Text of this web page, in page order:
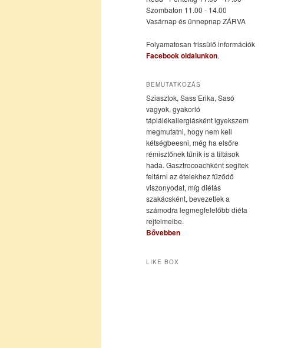
tartalomra
tartalomra
Szombaton 11.00 - 14.00
Vasárnap és ünnepnap ZÁRVA
Folyamatosan frissülő információk
Facebook oldalunkon.
BEMUTATKOZÁS
Sziasztok, Sass Erika, Sasó
vagyok, gyakorló
táplálékallergiásként igyekszem
megmutatni, hogy nem kell
kétségbeesni, még ha elsőre
rémisztőnek tűnik is a tiltások
hada. Gasztrocoachként segítek
feltárni az ételekhez fűződő
viszonyodat, míg diétás
szakácsként, bevezetlek a
számodra legmegfelelőbb diéta
rejtelmeibe.
Bővebben
LIKE BOX